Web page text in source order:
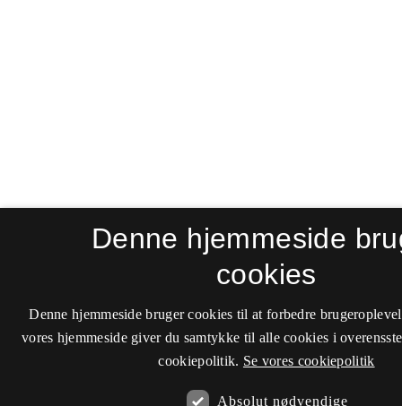
Denne hjemmeside
cookies
Denne hjemmeside bruger cookies til at forbedre
vores hjemmeside giver du samtykke til alle cookies i
cookiepolitik. Se vores cookiepolitik
Absolut nødvendige